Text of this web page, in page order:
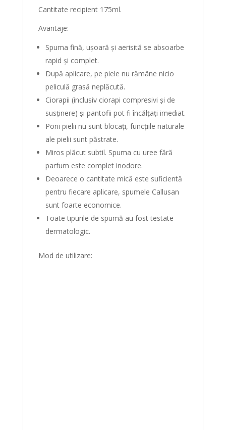
Cantitate recipient 175ml.
Avantaje:
Spuma fină, ușoară și aerisită se absoarbe
rapid și complet.
După aplicare, pe piele nu rămâne nicio
peliculă grasă neplăcută.
Ciorapii (inclusiv ciorapi compresivi și de
susținere) și pantofii pot fi încălțați imediat.
Porii pielii nu sunt blocați, funcțiile naturale
ale pielii sunt păstrate.
Miros plăcut subtil. Spuma cu uree fără
parfum este complet inodore.
Deoarece o cantitate mică este suficientă
pentru fiecare aplicare, spumele Callusan
sunt foarte economice.
Toate tipurile de spumă au fost testate
dermatologic.
Mod de utilizare: